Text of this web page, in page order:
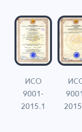
ИСО
9001-
2015.1